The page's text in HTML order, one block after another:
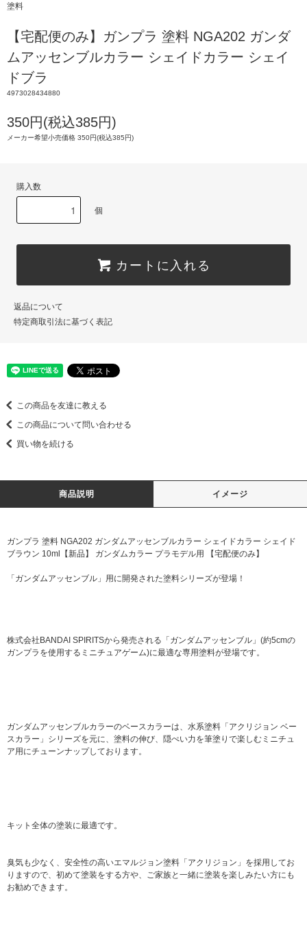
塗料
【宅配便のみ】ガンプラ 塗料 NGA202 ガンダ
ムアッセンブルカラー シェイドカラー シェイ
ドブラ
4973028434880
350円(税込385円)
メーカー希望小売価格 350円(税込385円)
購入数
個
カートに入れる
返品について
特定商取引法に基づく表記
この商品を友達に教える
この商品について問い合わせる
買い物を続ける
商品説明 イメージ
ガンプラ 塗料 NGA202 ガンダムアッセンブルカラー シェイドカラー シェイド
ブラウン 10ml【新品】 ガンダムカラー プラモデル用 【宅配便のみ】
「ガンダムアッセンブル」用に開発された塗料シリーズが登場！
株式会社BANDAI SPIRITSから発売される「ガンダムアッセンブル」(約5cmの
ガンプラを使用するミニチュアゲーム)に最適な専用塗料が登場です。
ガンダムアッセンブルカラーのベースカラーは、水系塗料「アクリジョン ベー
スカラー」シリーズを元に、塗料の伸び、隠ぺい力を筆塗りで楽しむミニチュ
ア用にチューンナップしております。
キット全体の塗装に最適です。
臭気も少なく、安全性の高いエマルジョン塗料「アクリジョン」を採用してお
りますので、初めて塗装をする方や、ご家族と一緒に塗装を楽しみたい方にも
お勧めできます。